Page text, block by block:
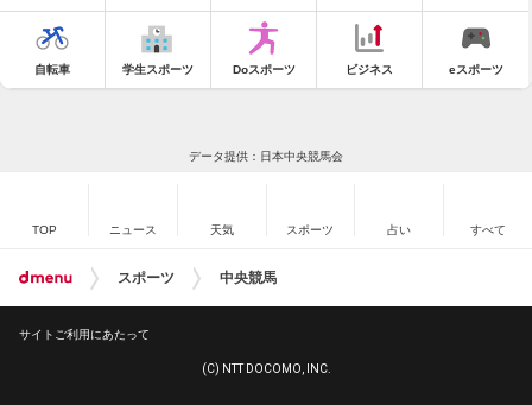
自転車 学生スポーツ Doスポーツ ビジネス eスポーツ
データ提供：日本中央競馬会
TOP ニュース 天気 スポーツ 占い すべて
スポーツ 中央競馬
サイトご利用にあたって
(C) NTT DOCOMO, INC.